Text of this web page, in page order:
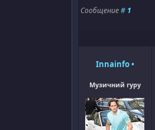
Сообщение# 1
Innainfo•
Музичний гуру